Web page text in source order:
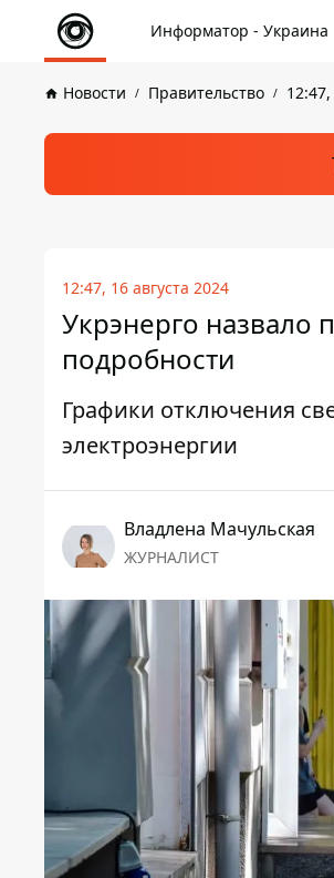
Информатор - Украина
Новости Правительство
12:47, 16 августа 2024
Укрэнерго назвало
подробности
Графики отключения
электроэнергии
Владлена Мачульская
ЖУРНАЛИСТ